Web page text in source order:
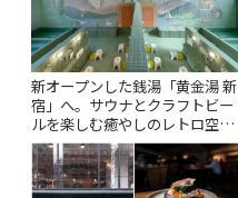
新オープンした銭湯「黄金湯 新
宿」へ。サウナとクラフトビー
ルを楽しむ癒やしのレトロ空間
| ことりっぷ